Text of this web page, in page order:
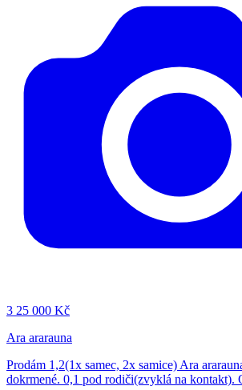
3 25 000 Kč
Ara ararauna
Prodám 1,2(1x samec, 2x samice) Ara
dokrmené. 0,1 pod rodiči(zvyklá na kontakt).